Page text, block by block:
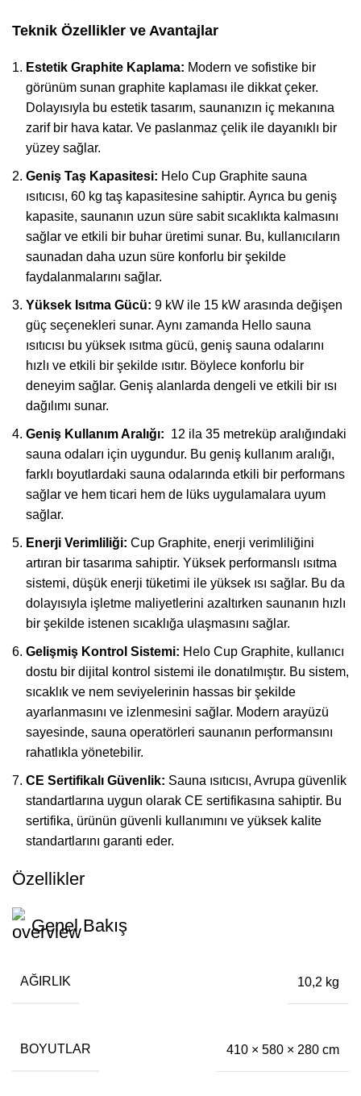
Teknik Özellikler ve Avantajlar
Estetik Graphite Kaplama: Modern ve sofistike bir
görünüm sunan graphite kaplaması ile dikkat çeker.
Dolayısıyla bu estetik tasarım, saunanızın iç mekanına
zarif bir hava katar. Ve paslanmaz çelik ile dayanıklı bir
yüzey sağlar.
Geniş Taş Kapasitesi: Helo Cup Graphite sauna
ısıtıcısı, 60 kg taş kapasitesine sahiptir. Ayrıca bu geniş
kapasite, saunanın uzun süre sabit sıcaklıkta kalmasını
sağlar ve etkili bir buhar üretimi sunar. Bu, kullanıcıların
saunadan daha uzun süre konforlu bir şekilde
faydalanmalarını sağlar.
Yüksek Isıtma Gücü: 9 kW ile 15 kW arasında değişen
güç seçenekleri sunar. Aynı zamanda Hello sauna
ısıtıcısı bu yüksek ısıtma gücü, geniş sauna odalarını
hızlı ve etkili bir şekilde ısıtır. Böylece konforlu bir
deneyim sağlar. Geniş alanlarda dengeli ve etkili bir ısı
dağılımı sunar.
Geniş Kullanım Aralığı: 12 ila 35 metreküp aralığındaki
sauna odaları için uygundur. Bu geniş kullanım aralığı,
farklı boyutlardaki sauna odalarında etkili bir performans
sağlar ve hem ticari hem de lüks uygulamalara uyum
sağlar.
Enerji Verimliliği: Cup Graphite, enerji verimliliğini
artıran bir tasarıma sahiptir. Yüksek performanslı ısıtma
sistemi, düşük enerji tüketimi ile yüksek ısı sağlar. Bu da
dolayısıyla işletme maliyetlerini azaltırken saunanın hızlı
bir şekilde istenen sıcaklığa ulaşmasını sağlar.
Gelişmiş Kontrol Sistemi: Helo Cup Graphite, kullanıcı
dostu bir dijital kontrol sistemi ile donatılmıştır. Bu sistem,
sıcaklık ve nem seviyelerinin hassas bir şekilde
ayarlanmasını ve izlenmesini sağlar. Modern arayüzü
sayesinde, sauna operatörleri saunanın performansını
rahatlıkla yönetebilir.
CE Sertifikalı Güvenlik: Sauna ısıtıcısı, Avrupa güvenlik
standartlarına uygun olarak CE sertifikasına sahiptir. Bu
sertifika, ürünün güvenli kullanımını ve yüksek kalite
standartlarını garanti eder.
Özellikler
Genel Bakış
AĞIRLIK 10,2 kg
BOYUTLAR 410 × 580 × 280 cm